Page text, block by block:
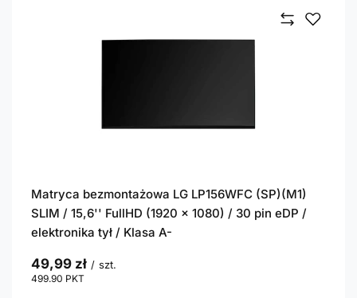
Matryca bezmontażowa LG LP156WFC (SP)(M1)
SLIM / 15,6'' FullHD (1920 x 1080) / 30 pin eDP /
elektronika tył / Klasa A-
49,99 zł / szt.
499.90 PKT